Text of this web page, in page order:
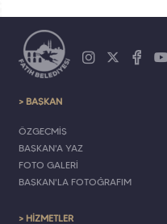
> BAŞKAN
ÖZGEÇMİŞ
BAŞKAN'A YAZ
FOTO GALERİ
BAŞKAN'LA FOTOĞRAFIM
> HİZMETLER